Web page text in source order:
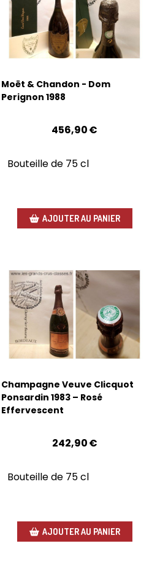
Moët & Chandon - Dom
Perignon 1988
456,90€
Bouteille de 75 cl
AJOUTER AU PANIER
Champagne Veuve Clicquot
Ponsardin 1983 – Rosé
Effervescent
242,90€
Bouteille de 75 cl
AJOUTER AU PANIER